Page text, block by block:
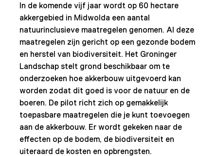
In de komende vijf jaar wordt op 60 hectare
akkergebied in Midwolda een aantal
natuurinclusieve maatregelen genomen. Al deze
maatregelen zijn gericht op een gezonde bodem
en herstel van biodiversiteit. Het Groninger
Landschap stelt grond beschikbaar om te
onderzoeken hoe akkerbouw uitgevoerd kan
worden zodat dit goed is voor de natuur en de
boeren. De pilot richt zich op gemakkelijk
toepasbare maatregelen die je kunt toevoegen
aan de akkerbouw. Er wordt gekeken naar de
effecten op de bodem, de biodiversiteit en
uiteraard de kosten en opbrengsten.